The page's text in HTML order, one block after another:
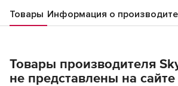
Товары Информация о
Товары производителя
не представлены на сайте